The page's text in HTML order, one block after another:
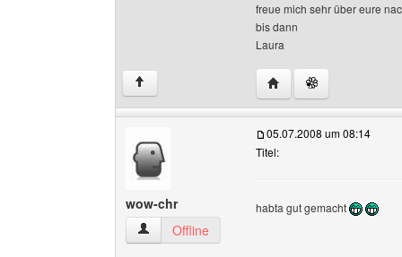
freue mich sehr über eure
bis dann
Laura
↑ Website dieses
wow-chr
wow-chr Benutzer-Profile anzeigen
Offline
05.07.2008 um 08:14
Titel:
habta gut gemacht